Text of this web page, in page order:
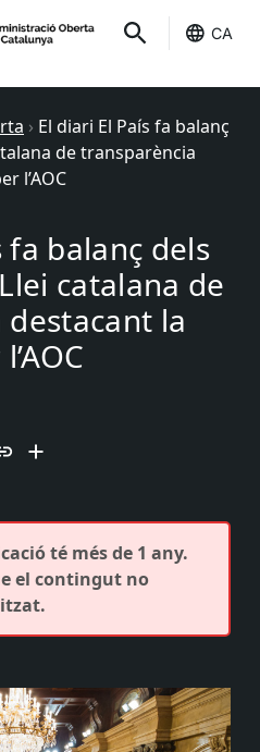
CA
› El diari El País fa balanç
de transparència
l’AOC
fa balanç dels
catalana de
la
té més de 1 any.
el contingut no